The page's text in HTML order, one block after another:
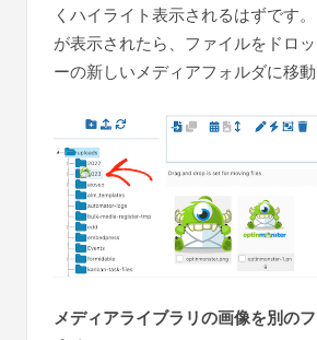
くハイライト表示されるはずです
が表示されたら、ファイルをドロ
ーの新しいメディアフォルダに移動
メディアライブラリの画像を別の